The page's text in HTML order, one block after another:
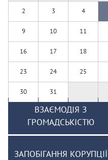
2 3 4
9 10 11
16 17 18
23 24 25
30 31
ВЗАЄМОДІЯ З
ГРОМАДСЬКІСТЮ
ЗАПОБІГАННЯ КОРУПЦІЇ